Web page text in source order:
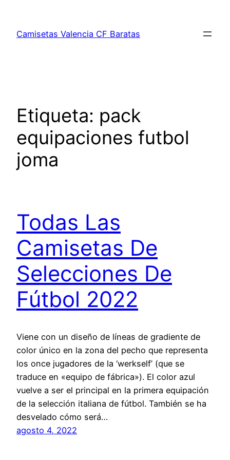
contenido
Camisetas Valencia CF Baratas
Etiqueta: pack
equipaciones futbol
joma
Todas Las
Camisetas De
Selecciones De
Fútbol 2022
Viene con un diseño de líneas de gradiente de
color único en la zona del pecho que representa
los once jugadores de la ‘werkself’ (que se
traduce en «equipo de fábrica»). El color azul
vuelve a ser el principal en la primera equipación
de la selección italiana de fútbol. También se ha
desvelado cómo será…
agosto 4, 2022